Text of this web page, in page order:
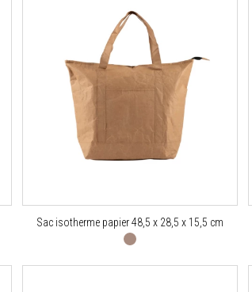
Sac isotherme papier 48,5 x 28,5 x 15,5 cm